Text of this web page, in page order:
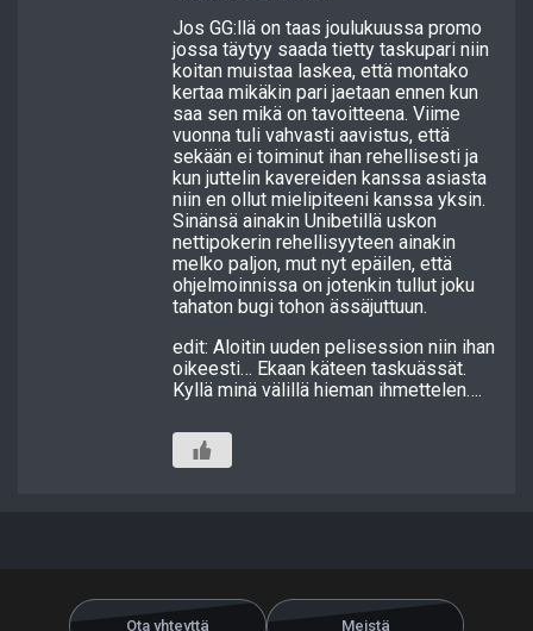
Jos GG:llä on taas joulukuussa promo
jossa täytyy saada tietty taskupari niin
koitan muistaa laskea, että montako
kertaa mikäkin pari jaetaan ennen kun
saa sen mikä on tavoitteena. Viime
vuonna tuli vahvasti aavistus, että
sekään ei toiminut ihan rehellisesti ja
kun juttelin kavereiden kanssa asiasta
niin en ollut mielipiteeni kanssa yksin.
Sinänsä ainakin Unibetillä uskon
nettipokerin rehellisyyteen ainakin
melko paljon, mut nyt epäilen, että
ohjelmoinnissa on jotenkin tullut joku
tahaton bugi tohon ässäjuttuun.
edit: Aloitin uuden pelisession niin ihan
oikeesti… Ekaan käteen taskuässät.
Kyllä minä välillä hieman ihmettelen….
Ota yhteyttä Meistä